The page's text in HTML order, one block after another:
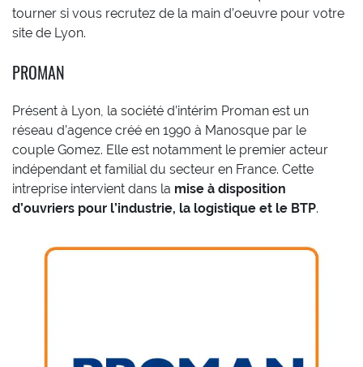
tourner si vous recrutez de la main d’oeuvre pour votre
site de Lyon.
PROMAN
Présent à Lyon, la société d’intérim Proman est un
réseau d’agence créé en 1990 à Manosque par le
couple Gomez. Elle est notamment le premier acteur
indépendant et familial du secteur en France. Cette
intreprise intervient dans la mise à disposition
d’ouvriers pour l’industrie, la logistique et le BTP.